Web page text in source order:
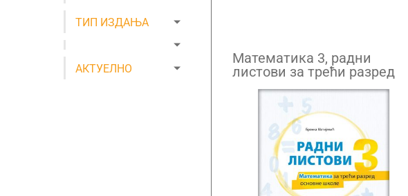
ТИП ИЗДАЊА
АКТУЕЛНО
Математика 3, радни
листови за трећи разред